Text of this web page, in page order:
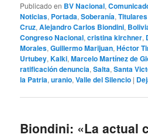
Publicado en BV Nacional,
Noticias, Portada,Soberanía,Titulares
Cruz,Alejandro Carlos Biondini,
Congreso Nacional,cristina kirchner,
Morales,Guillermo Marijuan,Héctor
Urtubey,Kalki,Marcelo Martínez de
ratificación denuncia,Salta,Santa
la Patria,uranio,Valle del Silencio |
Biondini: «La actual